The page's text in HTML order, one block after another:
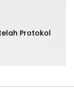
Protokol